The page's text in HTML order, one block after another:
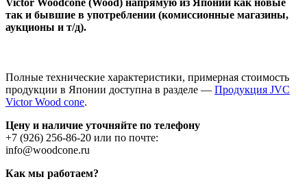
так и бывшие в употреблении (комиссионные магазины,
аукционы и т/д).
Полные технические характеристики, примерная стоимость
продукции в Японии доступна в разделе — Продукция JVC
Victor Wood cone.
Цену и наличие уточняйте по телефону
+7 (926) 256-86-20 или по почте:
info@woodcone.ru
Как мы работаем?